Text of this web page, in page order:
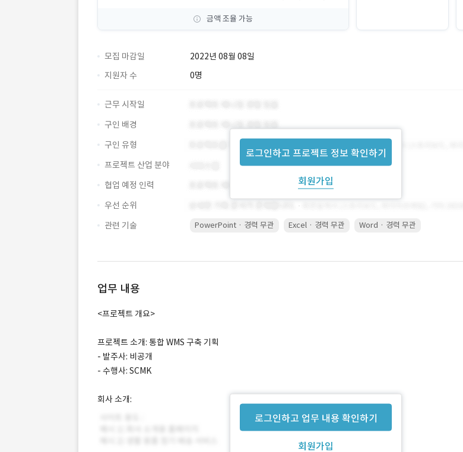
금액 조율 가능
모집 마감일
2022년 08월 08일
지원자 수
0명
로그인하고 프로젝트 정보 확인하기
회원가입
근무 시작일
구인 배경
구인 유형
프로젝트 산업 분야
협업 예정 인력
우선 순위
관련 기술
PowerPoint · 경력 무관 Excel · 경력 무관 Word · 경력 무관
업무 내용
로그인하고 업무 내용 확인하기
회원가입
<프로젝트 개요>
프로젝트 소개: 통합 WMS 구축 기획
- 발주사: 비공개
- 수행사: SCMK
회사 소개: